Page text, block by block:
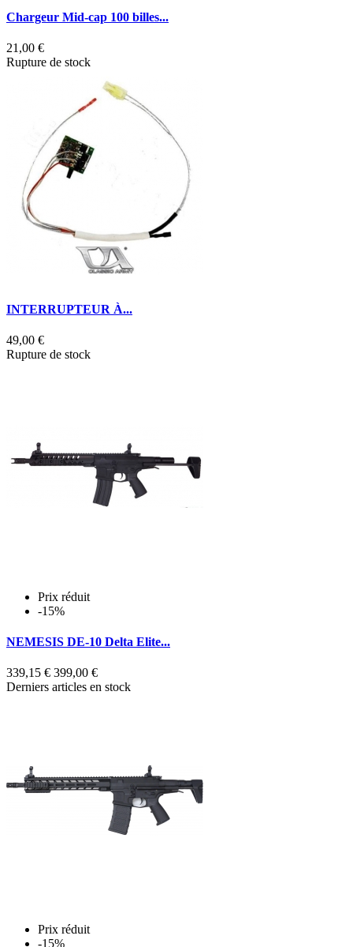
Chargeur Mid-cap 100 billes...
21,00 €
Rupture de stock
INTERRUPTEUR À...
49,00 €
Rupture de stock
Prix réduit
-15%
NEMESIS DE-10 Delta Elite...
339,15 € 399,00 €
Derniers articles en stock
Prix réduit
-15%